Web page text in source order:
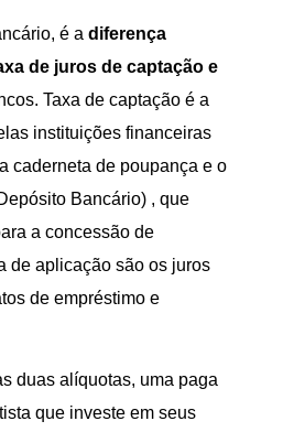
é a diferença
de juros de captação e
Taxa de captação é a
instituições financeiras
caderneta de poupança e o
Bancário) , que
a concessão de
de aplicação são os juros
de empréstimo e
duas alíquotas, uma paga
que investe em seus